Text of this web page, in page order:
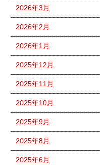
2026年3月
2026年2月
2026年1月
2025年12月
2025年11月
2025年10月
2025年9月
2025年8月
2025年6月